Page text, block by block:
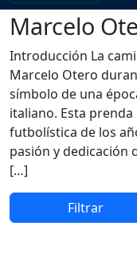
Marcelo
Introducción La
Marcelo Otero
símbolo de una
italiano. Esta
futbolística de los
pasión y dedicación
[…]
Filtrar